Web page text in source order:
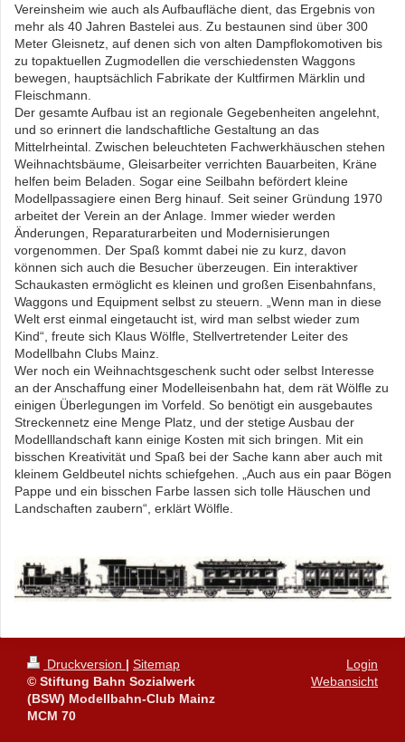
Vereinsheim wie auch als Aufbaufläche dient, das Ergebnis von
mehr als 40 Jahren Bastelei aus. Zu bestaunen sind über 300
Meter Gleisnetz, auf denen sich von alten Dampflokomotiven bis
zu topaktuellen Zugmodellen die verschiedensten Waggons
bewegen, hauptsächlich Fabrikate der Kultfirmen Märklin und
Fleischmann.
Der gesamte Aufbau ist an regionale Gegebenheiten angelehnt,
und so erinnert die landschaftliche Gestaltung an das
Mittelrheintal. Zwischen beleuchteten Fachwerkhäuschen stehen
Weihnachtsbäume, Gleisarbeiter verrichten Bauarbeiten, Kräne
helfen beim Beladen. Sogar eine Seilbahn befördert kleine
Modellpassagiere einen Berg hinauf. Seit seiner Gründung 1970
arbeitet der Verein an der Anlage. Immer wieder werden
Änderungen, Reparaturarbeiten und Modernisierungen
vorgenommen. Der Spaß kommt dabei nie zu kurz, davon
können sich auch die Besucher überzeugen. Ein interaktiver
Schaukasten ermöglicht es kleinen und großen Eisenbahnfans,
Waggons und Equipment selbst zu steuern. „Wenn man in diese
Welt erst einmal eingetaucht ist, wird man selbst wieder zum
Kind“, freute sich Klaus Wölfle, Stellvertretender Leiter des
Modellbahn Clubs Mainz.
Wer noch ein Weihnachtsgeschenk sucht oder selbst Interesse
an der Anschaffung einer Modelleisenbahn hat, dem rät Wölfle zu
einigen Überlegungen im Vorfeld. So benötigt ein ausgebautes
Streckennetz eine Menge Platz, und der stetige Ausbau der
Modelllandschaft kann einige Kosten mit sich bringen. Mit ein
bisschen Kreativität und Spaß bei der Sache kann aber auch mit
kleinem Geldbeutel nichts schiefgehen. „Auch aus ein paar Bögen
Pappe und ein bisschen Farbe lassen sich tolle Häuschen und
Landschaften zaubern“, erklärt Wölfle.
Druckversion | Sitemap
© Stiftung Bahn Sozialwerk
(BSW) Modellbahn-Club Mainz
MCM 70
Login
Webansicht